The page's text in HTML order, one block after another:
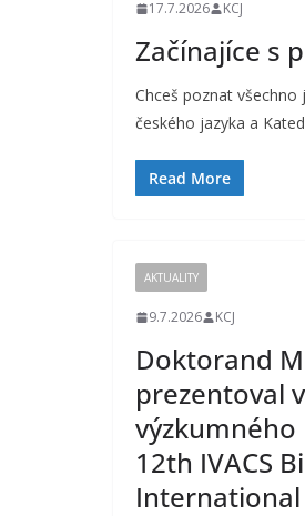
17.7.2026 KCJ
Začínajíce s
Chceš poznat
českého jazyka a
Read More
AKTUALITY
9.7.2026 KCJ
Doktorand
prezentoval
12th IVACS